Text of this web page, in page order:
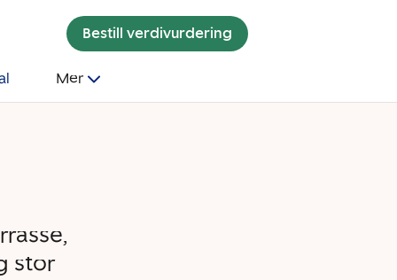
Bestill verdivurdering
Mer
stor